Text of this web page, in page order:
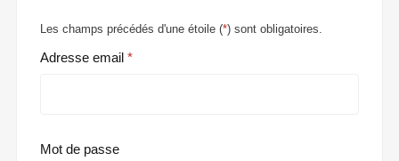
Les champs précédés d'une étoile (*) sont obligatoires.
Adresse email
Mot de passe